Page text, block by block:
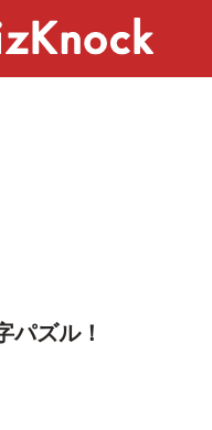
パズル！